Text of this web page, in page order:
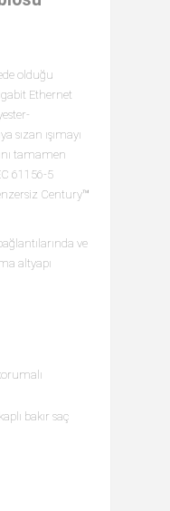
olduğu
Ethernet
sızan ışımayı
tamamen
61156-5
Century™
ve
altyapı
bakır saç